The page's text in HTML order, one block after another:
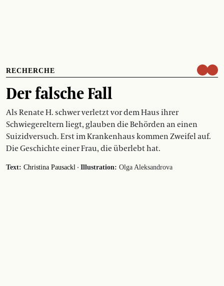
RECHERCHE
Der falsche Fall
Als Renate H. schwer verletzt vor dem Haus ihrer
Schwiegereltern liegt, glauben die Behörden an einen
Suizidversuch. Erst im Krankenhaus kommen Zweifel auf.
Die Geschichte einer Frau, die überlebt hat.
Text: Christina Pausackl · Illustration: Olga Aleksandrova